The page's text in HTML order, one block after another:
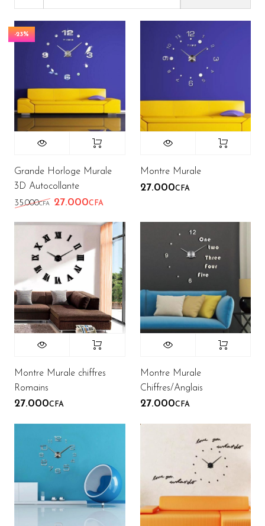
-23%
Grande Horloge Murale
3D Autocollante
35.000CFA Le prix initial était : 35.000CFA.
27.000CFA
Montre Murale
27.000CFA
Montre Murale chiffres
Romains
27.000CFA
Montre Murale
Chiffres/Anglais
27.000CFA